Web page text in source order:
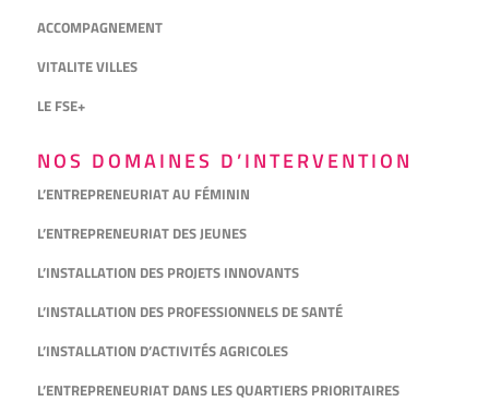
ACCOMPAGNEMENT
VITALITE VILLES
LE FSE+
NOS DOMAINES D’INTERVENTION
L’ENTREPRENEURIAT AU FÉMININ
L’ENTREPRENEURIAT DES JEUNES
L’INSTALLATION DES PROJETS INNOVANTS
L’INSTALLATION DES PROFESSIONNELS DE SANTÉ
L’INSTALLATION D’ACTIVITÉS AGRICOLES
L’ENTREPRENEURIAT DANS LES QUARTIERS PRIORITAIRES